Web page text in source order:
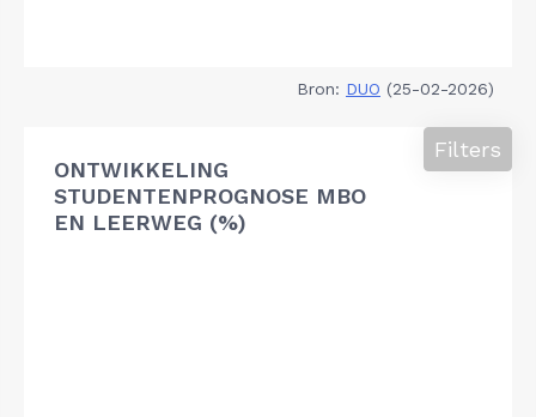
Bron: DUO (25-02-2026)
ONTWIKKELING
STUDENTENPROGNOSE MBO
EN LEERWEG (%)
Filters